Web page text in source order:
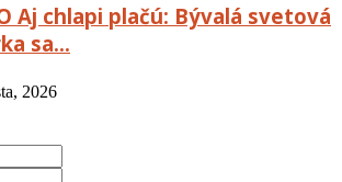
Aj chlapi plačú: Bývalá svetová
sa…
2026